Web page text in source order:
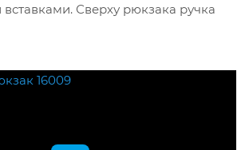
Сверху рюкзака ручка